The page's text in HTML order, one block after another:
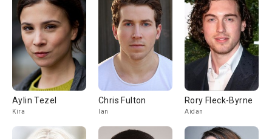
Aylin Tezel
Kira
Chris Fulton
Ian
Rory Fleck-Byrne
Aidan